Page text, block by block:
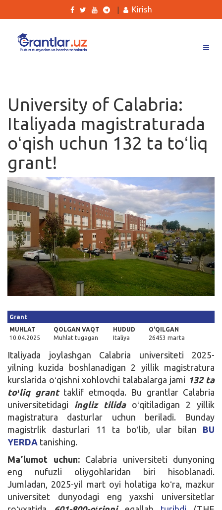
Ishlar
Kurslar
Blog
Yana
Qidirish
Kirish
Kirish
University of Calabria:
Italiyada magistraturada
oʻqish uchun 132 ta toʻliq
grant!
Grant
MUHLAT
10.04.2025
QOLGAN VAQT
Muhlat tugagan
HUDUD
Italiya
O'QILGAN
26453 marta
Italiyada joylashgan Calabria universiteti 2025-
yilning kuzida boshlanadigan 2 yillik magistratura
kurslarida oʻqishni xohlovchi talabalarga jami 132 ta
toʻliq granttaklif etmoqda. Bu grantlar Calabria
universitetidagi ingliz tilidaoʻqitiladigan 2 yillik
magistratura dasturlar uchun beriladi. Bunday
magistrlik dasturlari 11 ta boʻlib, ular bilan BU
YERDA tanishing.
Maʼlumot uchun:Calabria universiteti dunyoning
eng nufuzli oliygohlaridan biri hisoblanadi.
Jumladan, 2025-yil mart oyi holatiga koʻra, mazkur
universitet dunyodagi eng yaxshi universitetlar